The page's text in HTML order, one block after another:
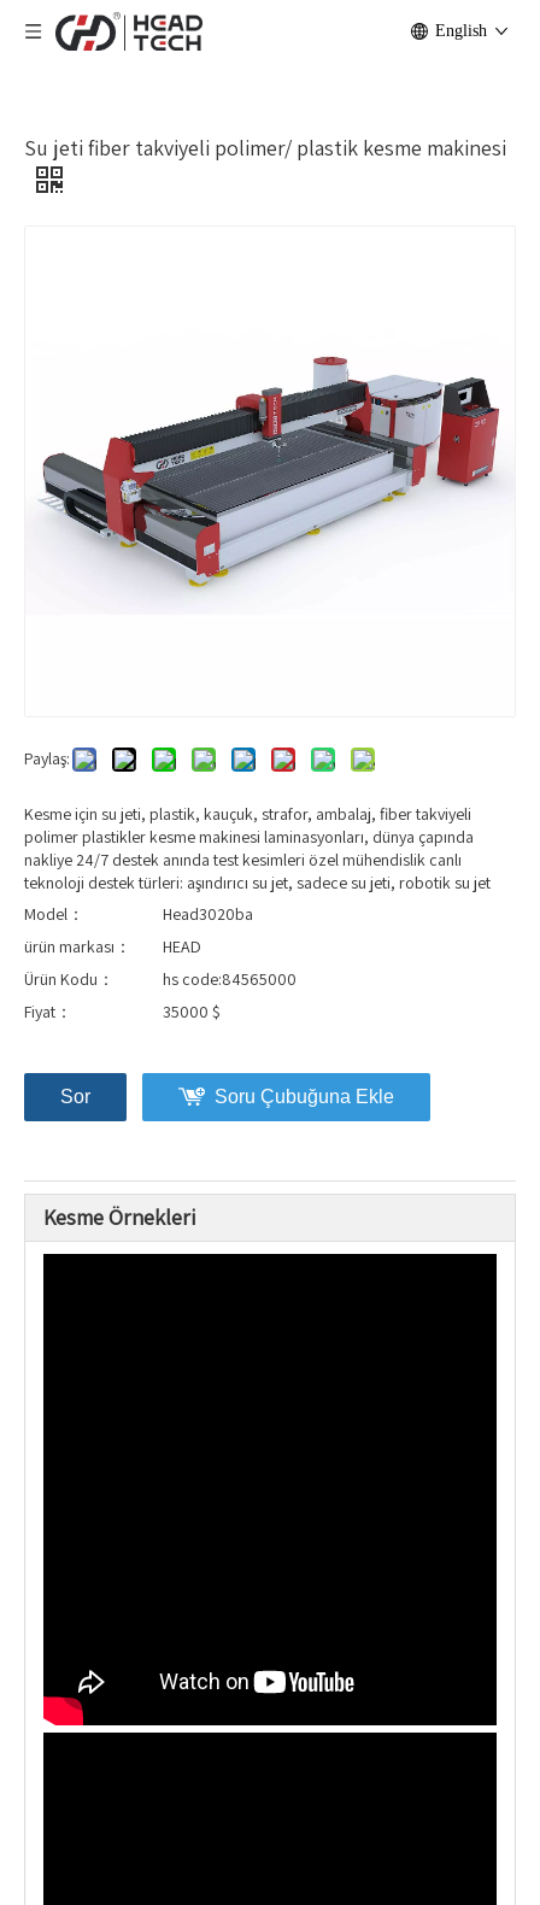
English
Su jeti fiber takviyeli polimer/ plastik kesme makinesi
Paylaş:
Kesme için su jeti, plastik, kauçuk, strafor, ambalaj, fiber takviyeli
polimer plastikler kesme makinesi laminasyonları, dünya çapında
nakliye 24/7 destek anında test kesimleri özel mühendislik canlı
teknoloji destek türleri: aşındırıcı su jet, sadece su jeti, robotik su jet
Model：
Head3020ba
ürün markası：
HEAD
Ürün Kodu：
hs code:84565000
Fiyat：
35000 $
Sor Soru Çubuğuna Ekle
Kesme Örnekleri